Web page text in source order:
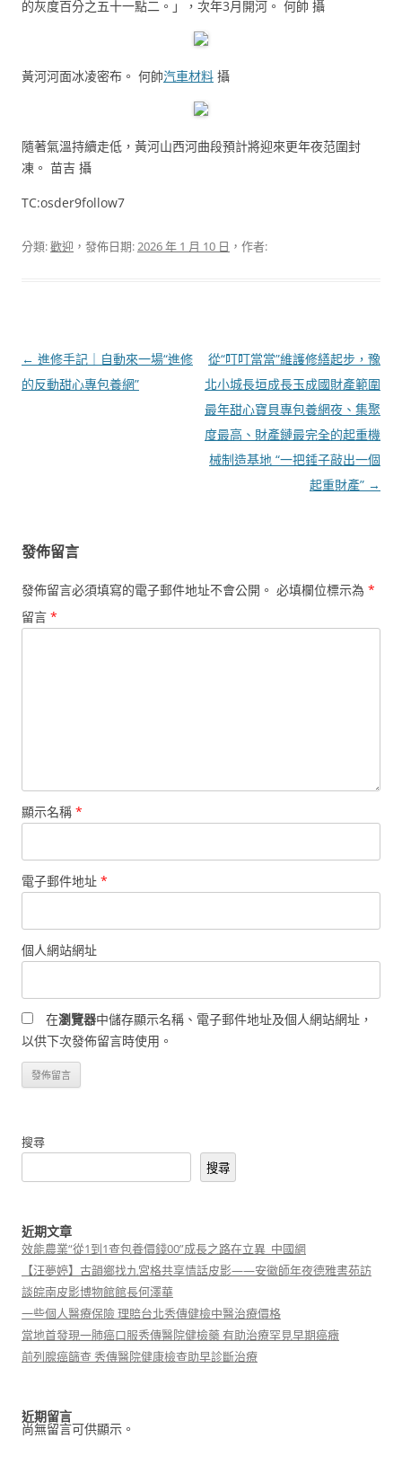
的灰度百分之五十一點二。」，次年3月開河。 何帥 攝
黃河河面冰凌密布。 何帥汽車材料 攝
隨著氣溫持續走低，黃河山西河曲段預計將迎來更年夜范圍封
凍。 苗吉 攝
TC:osder9follow7
分類:歡迎 ，發佈日期:2026 年 1 月 10 日 ，作者:
文
章
← 進修手記｜自動來一場“進修
的反動甜心專包養網”
從“叮叮當當”維護修繕起步，豫
北小城長垣成長玉成國財產範圍
最年甜心寶貝專包養網夜、集聚
度最高、財產鏈最完全的起重機
械制造基地 “一把錘子敲出一個
起重財產” →
發佈留言
發佈留言必須填寫的電子郵件地址不會公開。 必填欄位標示為 *
留言 *
顯示名稱 *
電子郵件地址 *
個人網站網址
在瀏覽器中儲存顯示名稱、電子郵件地址及個人網站網址，
以供下次發佈留言時使用。
搜尋
搜尋
近期文章
效能農業“從1到1查包養價錢00”成長之路在立異_中國網
【汪夢婷】古韻鄉找九宮格共享情話皮影——安徽師年夜德雅書苑訪
談皖南皮影博物館館長何澤華
一些個人醫療保險 理賠台北秀傳健檢中醫治療價格
當地首發現一肺癌口服秀傳醫院健檢藥 有助治療罕見早期癌癥
前列腺癌篩查 秀傳醫院健康檢查助早診斷治療
近期留言
尚無留言可供顯示。